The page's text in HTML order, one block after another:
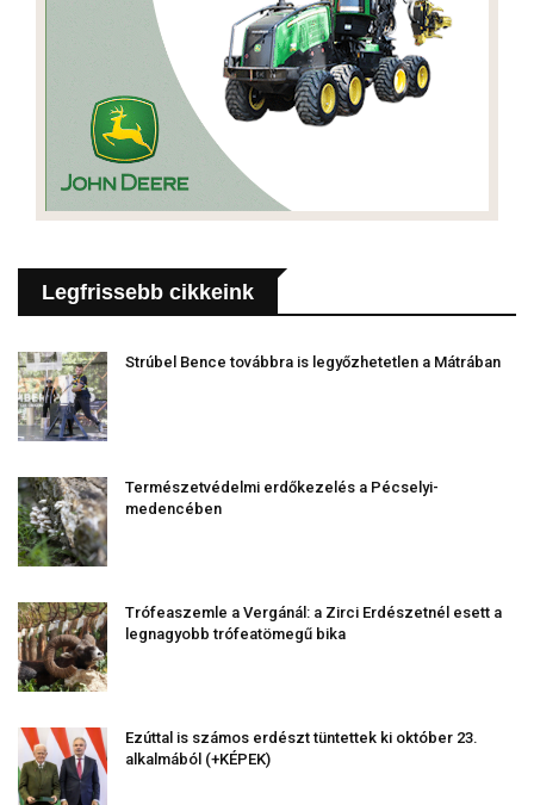
Legfrissebb cikkeink
Strúbel Bence továbbra is legyőzhetetlen a Mátrában
Természetvédelmi erdőkezelés a Pécselyi-
medencében
Trófeaszemle a Vergánál: a Zirci Erdészetnél esett a
legnagyobb trófeatömegű bika
Ezúttal is számos erdészt tüntettek ki október 23.
alkalmából (+KÉPEK)